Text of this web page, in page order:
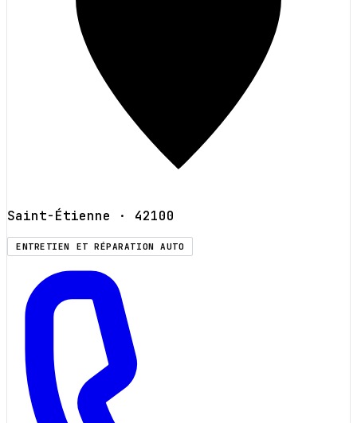
Saint-Étienne · 42100
ENTRETIEN ET RÉPARATION AUTO